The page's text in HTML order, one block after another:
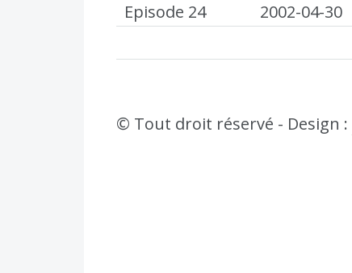
Episode 24
2002-04-30
© Tout droit réservé - Design :